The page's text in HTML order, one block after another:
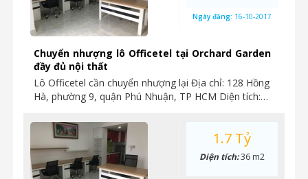
Chuyển nhượng lô Officetel tại Orchard Garden
đầy đủ nội thất
Lô Officetel cần chuyển nhượng lại Địa chỉ: 128 Hồng
Hà, phường 9, quận Phú Nhuận, TP HCM Diện tích:…
Ngày đăng: 16-10-2017
1.7 Tỷ
Diện tích:36 m2